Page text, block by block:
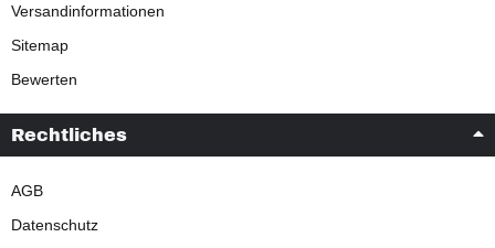
Versandinformationen
Sitemap
Bewerten
Rechtliches
AGB
Datenschutz